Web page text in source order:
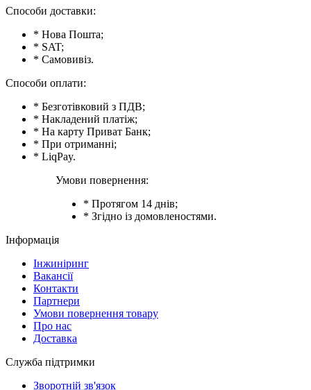
Способи доставки:
* Нова Пошта;
* SAT;
* Самовивіз.
Способи оплати:
* Безготівковий з ПДВ;
* Накладений платіж;
* На карту Приват Банк;
* При отриманні;
* LiqPay.
Умови повернення:
* Протягом 14 днів;
* Згідно із домовленостями.
Інформація
Інжиніринг
Вакансії
Контакти
Партнери
Умови повернення товару
Про нас
Доставка
Служба підтримки
Зворотній зв'язок